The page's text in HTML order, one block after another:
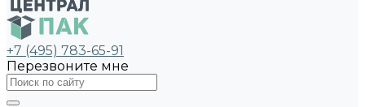
+7 (495) 783-65-91
Перезвоните мне